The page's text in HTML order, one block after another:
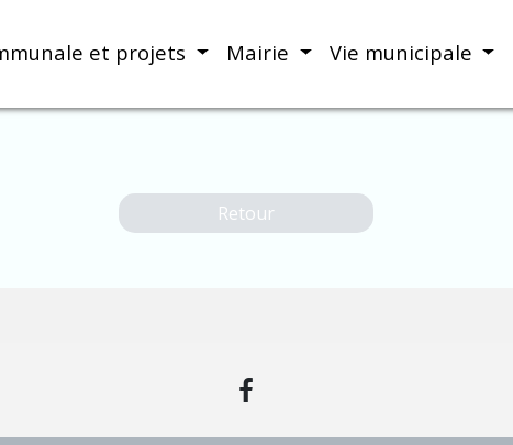
et projets Mairie Vie municipale
Retour